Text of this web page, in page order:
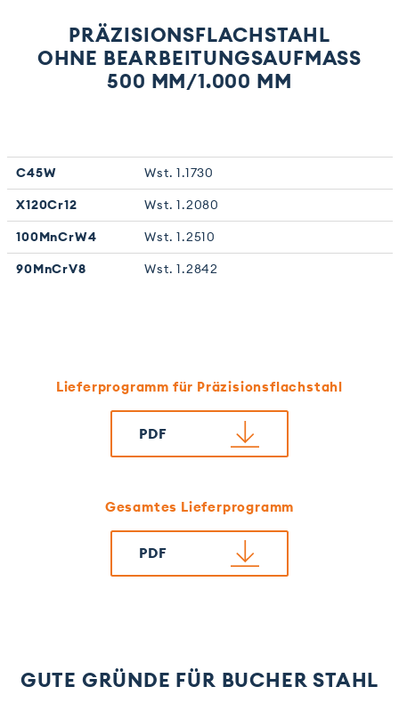
PRÄZISIONSFLACHSTAHL
OHNE BEARBEITUNGS­AUFMASS 5
00 MM/1.000 MM
C45W
Wst. 1.1730
X120Cr12
Wst. 1.2080
100MnCrW4
Wst. 1.2510
90MnCrV8
Wst. 1.2842
PDF
Lieferprogramm für Präzisionsflachstahl
PDF
Gesamtes Lieferprogramm
GUTE GRÜNDE FÜR BUCHER STAHL